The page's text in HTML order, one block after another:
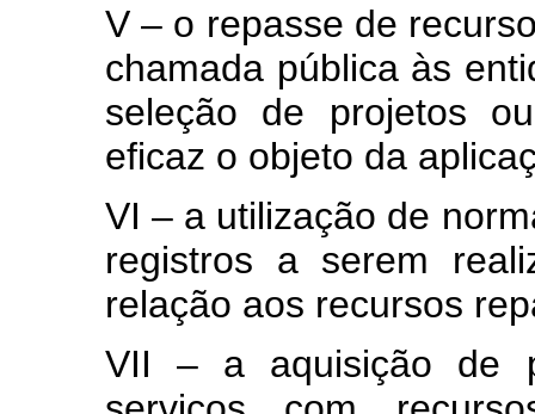
V – o repasse de
chamada pública às
seleção de projetos
eficaz o objeto da
VI – a utilização de
registros a serem
relação aos recursos
VII – a aquisição de